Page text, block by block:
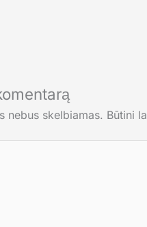
nebus skelbiamas. Būtini